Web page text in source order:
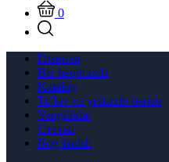
0
Главная
Biz haqimizda
Katalog
To'lov va yetkazib berish
Yangiliklar
Статьи
Bog`lanish